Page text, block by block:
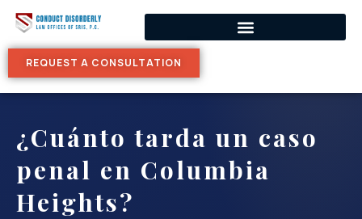
REQUEST A CONSULTATION
¿Cuánto tarda un caso
penal en Columbia
Heights?